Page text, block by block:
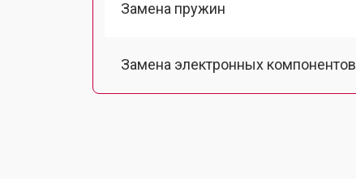
Замена пружин
Замена электронных компонентов